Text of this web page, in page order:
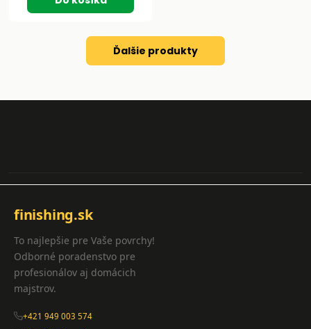
Ďalšie produkty
finishing.sk
To najlepšie pre Vaše povrchy!
Odborné poradenstvo pre
profesionálov aj domácich
majstrov.
+421 949 003 574